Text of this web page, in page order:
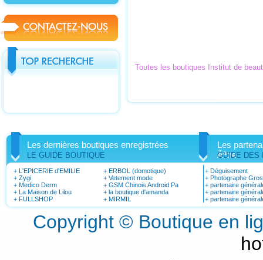
Toutes les boutiques Institut de
Les dernières boutiques enregistrées
LE GUIDE BOUTIQUE
Les
Ãªtre
GUIDE DES
+ L'EPICERIE d'EMILIE
+ Zygi
+ Medico Derm
+ La Maison de Lilou
+ FULLSHOP
+ ERBOL (domotique)
+ Vetement mode
+ GSM Chinois Android Pa
+ la boutique d'amanda
+ MIRMIL
+ Déguisement
+ Photographe
+ partenaire
+ partenaire
+ partenaire
Copyright © Boutique en